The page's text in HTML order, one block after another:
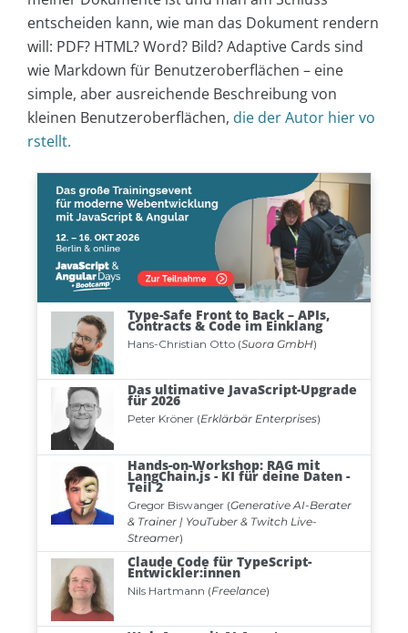
entscheiden kann, wie man das Dokument rendern
will: PDF? HTML? Word? Bild? Adaptive Cards sind
wie Markdown für Benutzeroberflächen – eine
simple, aber ausreichende Beschreibung von
kleinen Benutzeroberflächen, die der Autor hier vo
rstellt.